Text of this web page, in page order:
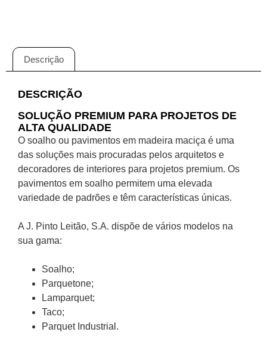
Descrição
DESCRIÇÃO
SOLUÇÃO PREMIUM PARA PROJETOS DE
ALTA QUALIDADE
O soalho ou pavimentos em madeira maciça é uma
das soluções mais procuradas pelos arquitetos e
decoradores de interiores para projetos premium. Os
pavimentos em soalho permitem uma elevada
variedade de padrões e têm características únicas.
A J. Pinto Leitão, S.A. dispõe de vários modelos na
sua gama:
Soalho;
Parquetone;
Lamparquet;
Taco;
Parquet Industrial.